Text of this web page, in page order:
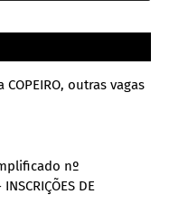
outras vagas
nº
DE